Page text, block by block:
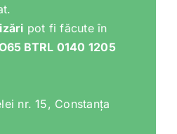
pot fi făcute în
BTRL 0140 1205
nr. 15, Constanța